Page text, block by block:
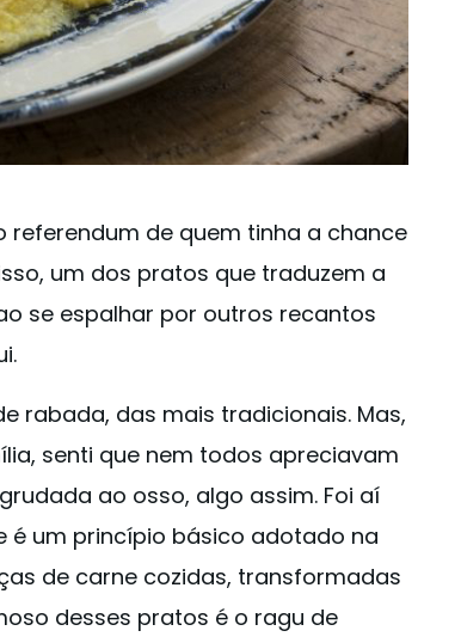
referendum de quem tinha a chance
um dos pratos que traduzem a
se espalhar por outros recantos
rabada, das mais tradicionais. Mas,
senti que nem todos apreciavam
ao osso, algo assim. Foi aí
é um princípio básico adotado na
de carne cozidas, transformadas
desses pratos é o ragu de